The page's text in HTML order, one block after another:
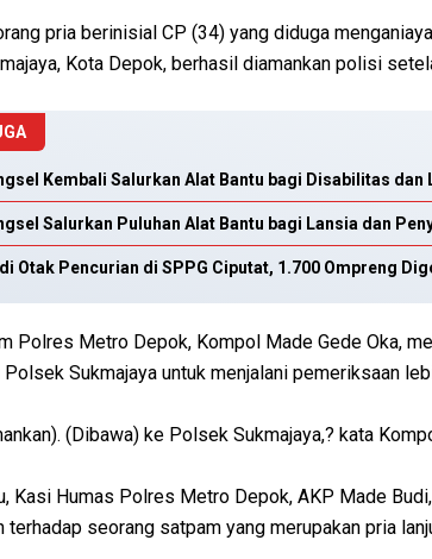
pria berinisial CP (34) yang diduga
Kota Depok, berhasil diamankan polisi
Kembali Salurkan Alat Bantu bagi Disabilitas dan
Salurkan Puluhan Alat Bantu bagi Lansia dan
Otak Pencurian di SPPG Ciputat, 1.700 Ompreng
Polres Metro Depok, Kompol Made Gede Oka,
Sukmajaya untuk menjalani pemeriksaan
(Dibawa) ke Polsek Sukmajaya,? kata
Kasi Humas Polres Metro Depok, AKP Made
terhadap seorang satpam yang merupakan pria